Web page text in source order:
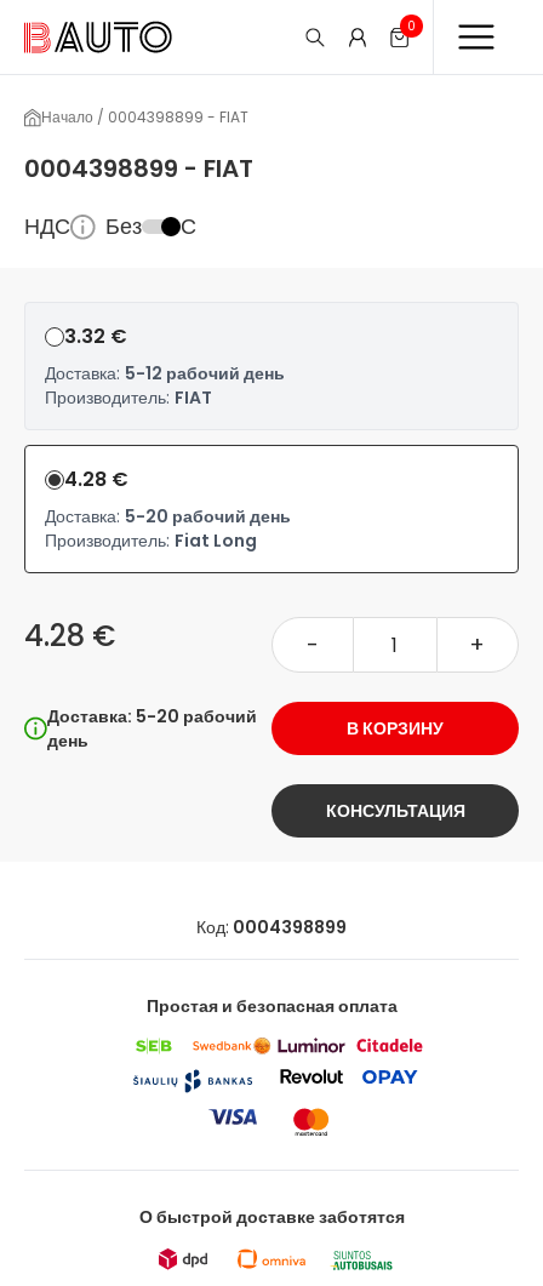
0
Начало / 0004398899 - FIAT
0004398899 - FIAT
НДС Без С
3.32 €
Доставка: 5-12 рабочий день
Производитель: FIAT
4.28 €
Доставка: 5-20 рабочий день
Производитель: Fiat Long
4.28 € - +
Доставка: 5-20 рабочий
день
В КОРЗИНУ
КОНСУЛЬТАЦИЯ
Код: 0004398899
Простая и безопасная оплата
О быстрой доставке заботятся